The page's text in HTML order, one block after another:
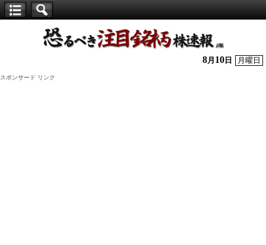
株】
8月 10 日 月曜日
スポンサード リンク